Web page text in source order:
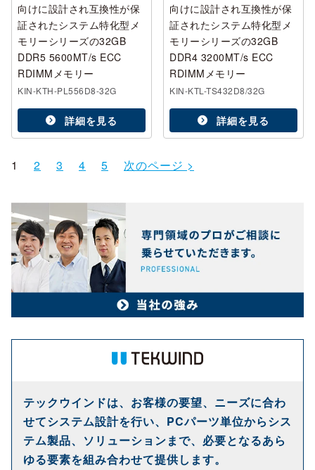
向けに設計され互換性が保
証されたシステム特化型メ
モリーシリーズの32GB
DDR5 5600MT/s ECC
RDIMMメモリー
KIN-KTH-PL556D8-32G
詳細を見る
向けに設計され互換性が保
証されたシステム特化型メ
モリーシリーズの32GB
DDR4 3200MT/s ECC
RDIMMメモリー
KIN-KTL-TS432D8/32G
詳細を見る
1 2 3 4 5 次のページ >
テックウインドは、お客様の要望、ニーズに合わ
せてシステム設計を行い、PCパーツ単位からシス
テム製品、ソリューションまで、必要となるあら
ゆる要素を組み合わせて提供します。